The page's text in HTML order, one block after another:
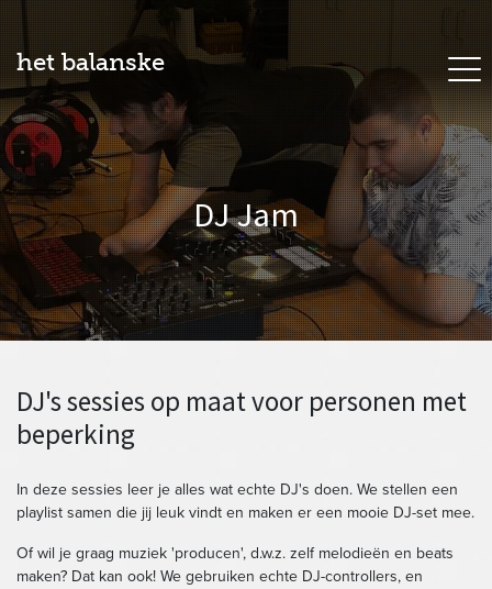
het balanske
DJ Jam
DJ's sessies op maat voor personen met
beperking
In deze sessies leer je alles wat echte DJ's doen. We stellen een
playlist samen die jij leuk vindt en maken er een mooie DJ-set mee.
Of wil je graag muziek 'producen', d.w.z. zelf melodieën en beats
maken? Dat kan ook! We gebruiken echte DJ-controllers, en